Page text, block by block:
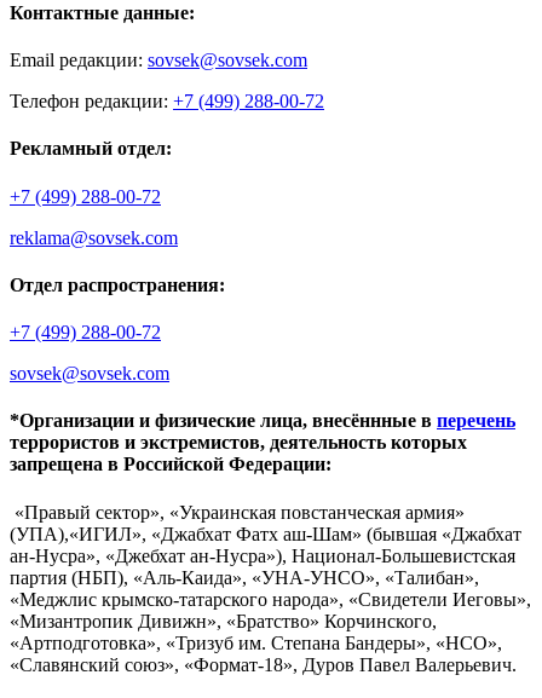
Контактные данные:
Email редакции: sovsek@sovsek.com
Телефон редакции: +7 (499) 288-00-72
Рекламный отдел:
+7 (499) 288-00-72
reklama@sovsek.com
Отдел распространения:
+7 (499) 288-00-72
sovsek@sovsek.com
*Организации и физические лица, внесённные в перечень
террористов и экстремистов, деятельность которых
запрещена в Российской Федерации:
«Правый сектор», «Украинская повстанческая армия»
(УПА),«ИГИЛ», «Джабхат Фатх аш-Шам» (бывшая «Джабхат
ан-Нусра», «Джебхат ан-Нусра»), Национал-Большевистская
партия (НБП), «Аль-Каида», «УНА-УНСО», «Талибан»,
«Меджлис крымско-татарского народа», «Свидетели Иеговы»,
«Мизантропик Дивижн», «Братство» Корчинского,
«Артподготовка», «Тризуб им. Степана Бандеры», «НСО»,
«Славянский союз», «Формат-18», Дуров Павел Валерьевич.